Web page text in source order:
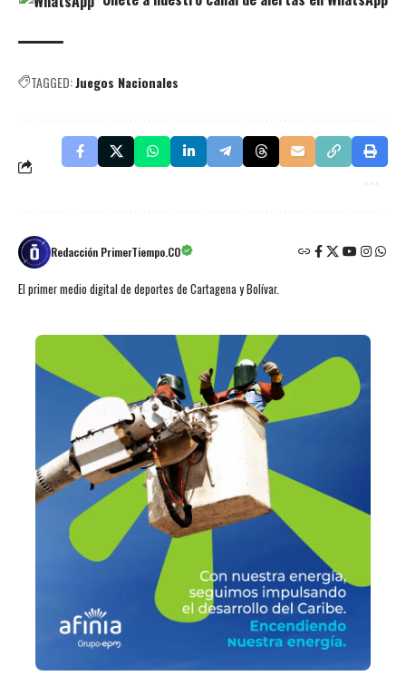
TAGGED:Juegos Nacionales
Redacción PrimerTiempo.CO
El primer medio digital de deportes de Cartagena y Bolívar.